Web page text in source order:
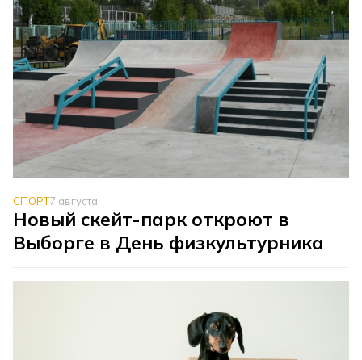
СПОРТ7 августа
Новый скейт-парк откроют в
Выборге в День физкультурника